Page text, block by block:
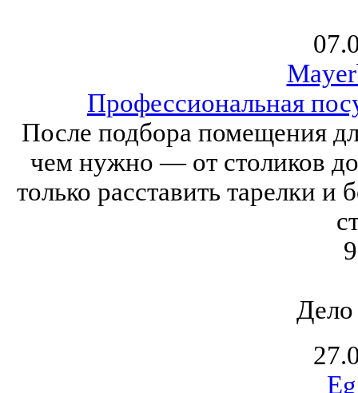
Профессиональная
После подбора помещения
чем нужно — от столиков
только расставить тарелки
Дело